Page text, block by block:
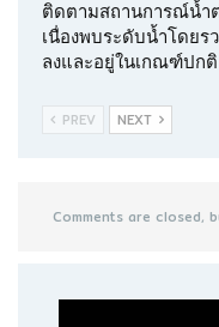
ติดตามสถานการณ์น้ำ
เนื่องพบระดับน้ำโดยร
ลงและอยู่ในเกณฑ์ปกติ
PREV NEXT
Comments are closed,